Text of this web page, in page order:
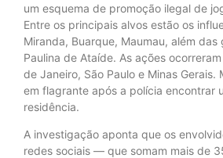
um esquema de promoção ilegal de
Entre os principais alvos estão os
Miranda, Buarque, Maumau, além das
Paulina de Ataíde. As ações
de Janeiro, São Paulo e Minas Gerais.
em flagrante após a polícia encontrar
residência.
A investigação aponta que os
redes sociais — que somam mais de